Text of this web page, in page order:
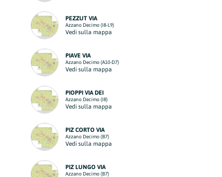
PEZZUT VIA
Azzano Decimo (I8-L9)
Vedi sulla mappa
PIAVE VIA
Azzano Decimo (A10-D7)
Vedi sulla mappa
PIOPPI VIA DEI
Azzano Decimo (I8)
Vedi sulla mappa
PIZ CORTO VIA
Azzano Decimo (B7)
Vedi sulla mappa
PIZ LUNGO VIA
Azzano Decimo (B7)